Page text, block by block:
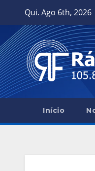
content
Qui. Ago 6th, 2026
Início